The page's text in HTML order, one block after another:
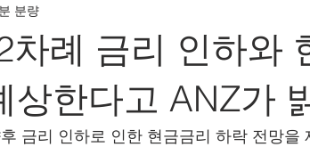
차례 금리 인하와
상한다고 ANZ가
분량
금리 인하로 인한 현금금리 하락 전망을